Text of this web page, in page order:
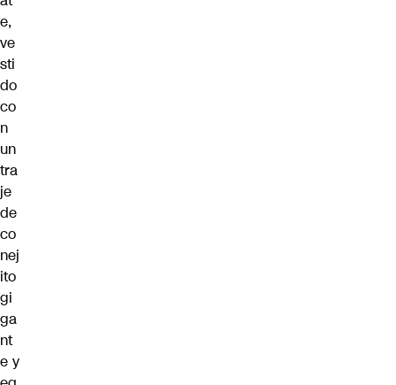
e,
ve
sti
do
co
n
un
tra
je
de
co
nej
ito
gi
ga
nt
e y